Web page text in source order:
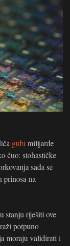
gubimilijarde
čuo: stohastičke
sada se
prinosa na
stanju riješiti ove
potpuno
moraju validirati i